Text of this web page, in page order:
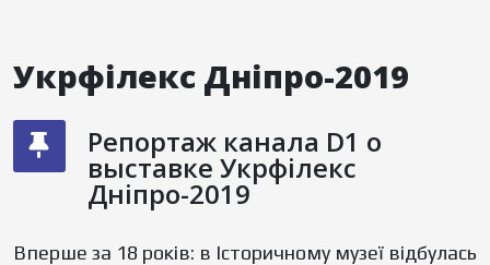
Укрфілекс Дніпро-2019
Репортаж канала D1 о
выставке Укрфілекс
Дніпро-2019
Вперше за 18 років: в Історичному музеї відбулась